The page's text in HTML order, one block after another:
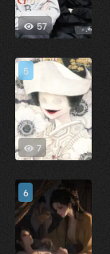
57
7
5
6